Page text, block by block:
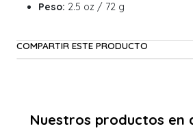
Peso: 2.5 oz / 72 g
COMPARTIR ESTE PRODUCTO